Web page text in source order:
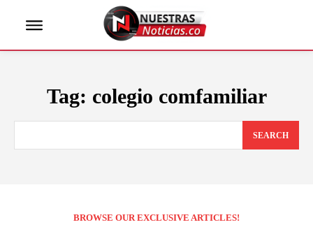
Tag: colegio comfamiliar
SEARCH
BROWSE OUR EXCLUSIVE ARTICLES!